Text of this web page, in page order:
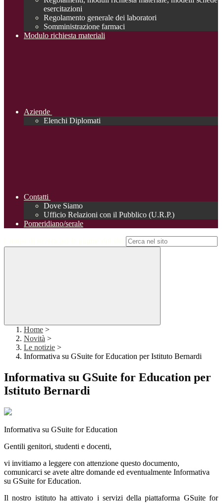
esercitazioni
Regolamento generale dei laboratori
Somministrazione farmaci
Modulo richiesta materiali
Aziende
Elenchi Diplomati
Contatti
Dove Siamo
Ufficio Relazioni con il Pubblico (U.R.P.)
Pomeridiano/serale
Home >
Novità >
Le notizie >
Informativa su GSuite for Education per Istituto Bernardi
Informativa su GSuite for Education per
Istituto Bernardi
Informativa su GSuite for Education
Gentili genitori, studenti e docenti,
vi invitiamo a leggere con attenzione questo documento,
comunicarci se avete altre domande ed eventualmente Informativa
su GSuite for Education.
Il nostro istituto ha attivato i servizi della piattaforma GSuite for